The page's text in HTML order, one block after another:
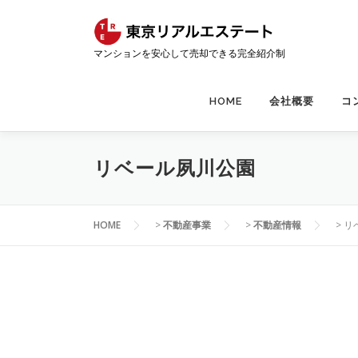
キ
マンションを安心して売却できる完全紹介制
HOME 会社概要 コ
リベール夙川公園
HOME >不動産事業 >不動産情報 > リ